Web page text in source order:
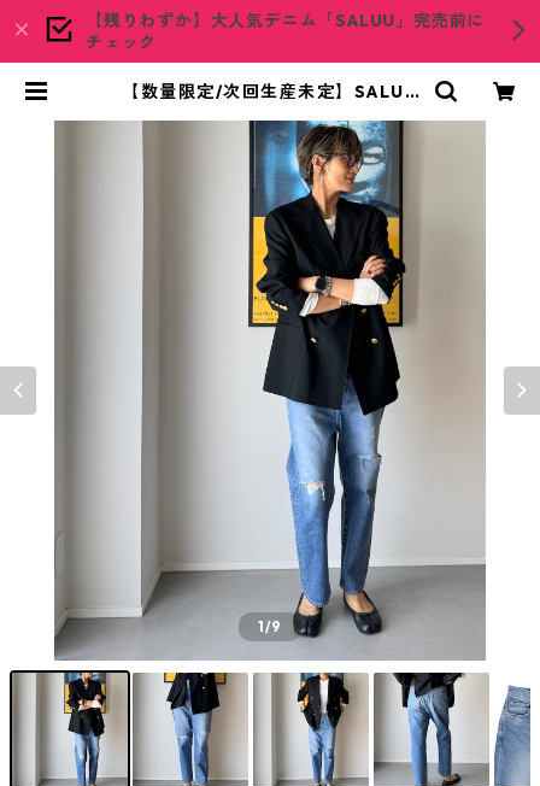
【残りわずか】大人気デニム「SALUU」完売前に
チェック
【数量限定/次回生産未定】SALUU
6110N-DMGE（股下+3cm ロン
グ） | woadblue ONLINE STORE
1/9